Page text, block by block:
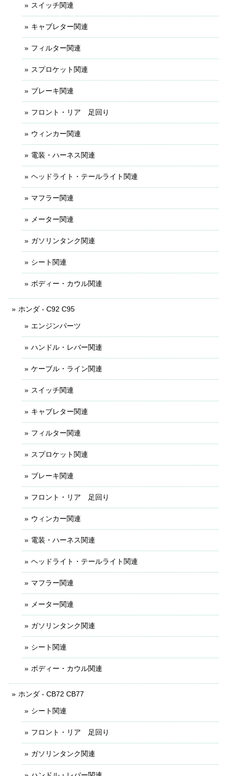
スイッチ関連
キャブレター関連
フィルター関連
スプロケット関連
ブレーキ関連
フロント・リア 足回り
ウィンカー関連
電装・ハーネス関連
ヘッドライト・テールライト関連
マフラー関連
メーター関連
ガソリンタンク関連
シート関連
ボディー・カウル関連
ホンダ - C92 C95
エンジンパーツ
ハンドル・レバー関連
ケーブル・ライン関連
スイッチ関連
キャブレター関連
フィルター関連
スプロケット関連
ブレーキ関連
フロント・リア 足回り
ウィンカー関連
電装・ハーネス関連
ヘッドライト・テールライト関連
マフラー関連
メーター関連
ガソリンタンク関連
シート関連
ボディー・カウル関連
ホンダ - CB72 CB77
シート関連
フロント・リア 足回り
ガソリンタンク関連